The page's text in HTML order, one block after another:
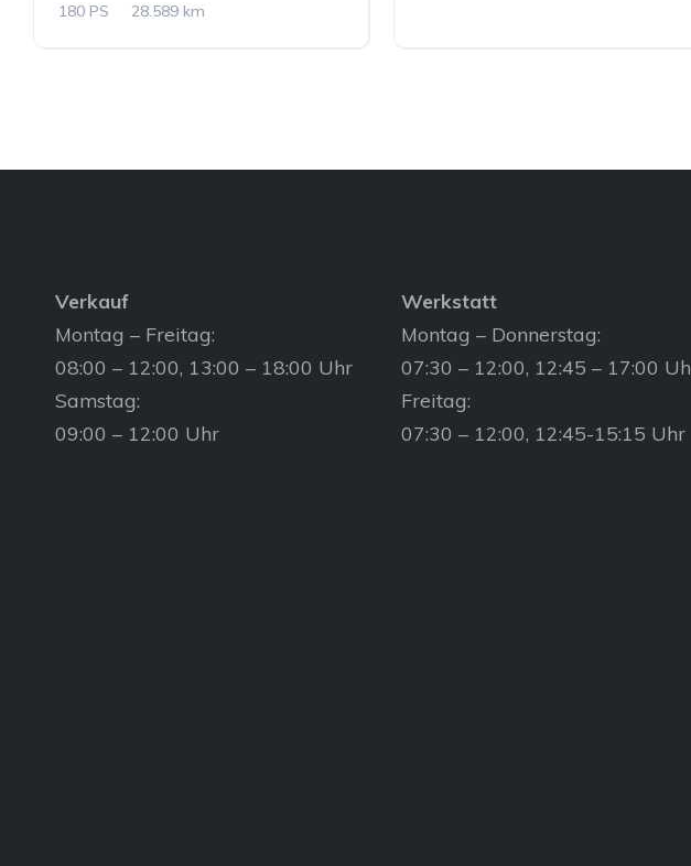
180 PS
28.589 km
Verkauf
Montag – Freitag:
08:00 – 12:00, 13:00 – 18:00 Uhr
Samstag:
09:00 – 12:00 Uhr
Werkstatt
Montag – Donnerstag:
07:30 – 12:00, 12:45 – 17:00
Freitag:
07:30 – 12:00, 12:45-15:15 Uhr